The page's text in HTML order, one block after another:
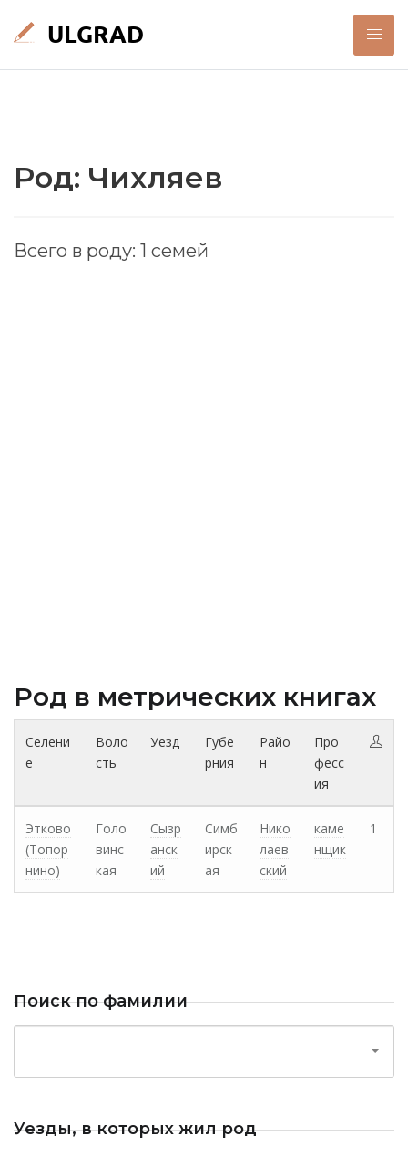
Род: Чихляев
Всего в роду: 1 семей
Род в метрических книгах
Селени
е
Воло
сть
Уезд
Губе
рния
Райо
н
Про
фесс
ия
Этково
(Топор
нино)
Голо
винс
кая
Сызр
анск
ий
Симб
ирск
ая
Нико
лаев
ский
каме
нщик
1
Поиск по фамилии
Уезды, в которых жил род